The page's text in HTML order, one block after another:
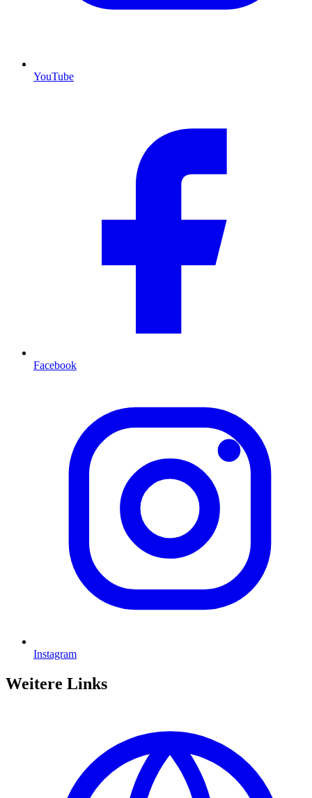
YouTube
Facebook
Instagram
Weitere Links